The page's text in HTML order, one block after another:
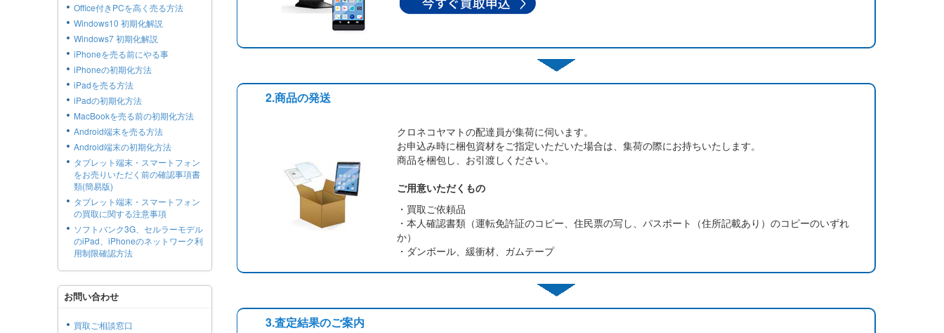
2.商品の発送
クロネコヤマトの配達員が集荷に伺います。
お申込み時に梱包資材をご指定いただいた場合は、集荷の際にお持ちいたします。
商品を梱包し、お引渡しください。
ご用意いただくもの
・買取ご依頼品
・本人確認書類（運転免許証のコピー、住民票の写し、パスポート（住所記載あり）のコピーのいずれ
か）
・ダンボール、緩衝材、ガムテープ
3.査定結果のご案内
Office付きPCを高く売る方法
Windows10 初期化解説
Windows7 初期化解説
iPhoneを売る前にやる事
iPhoneの初期化方法
iPadを売る方法
iPadの初期化方法
MacBookを売る前の初期化方法
Android端末を売る方法
Android端末の初期化方法
タブレット端末・スマートフォン
をお売りいただく前の確認事項書
類(簡易版)
タブレット端末・スマートフォン
の買取に関する注意事項
ソフトバンク3G、セルラーモデル
のiPad、iPhoneのネットワーク利
用制限確認方法
お問い合わせ
買取ご相談窓口